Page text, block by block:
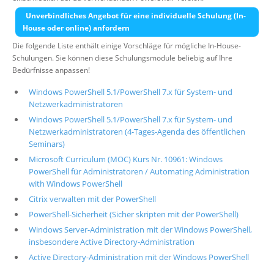
Unverbindliches Angebot für eine individuelle Schulung (In-
House oder online) anfordern
Die folgende Liste enthält einige Vorschläge für mögliche In-House-
Schulungen. Sie können diese Schulungsmodule beliebig auf Ihre
Bedürfnisse anpassen!
Windows PowerShell 5.1/PowerShell 7.x für System- und
Netzwerkadministratoren
Windows PowerShell 5.1/PowerShell 7.x für System- und
Netzwerkadministratoren (4-Tages-Agenda des öffentlichen
Seminars)
Microsoft Curriculum (MOC) Kurs Nr. 10961: Windows
PowerShell für Administratoren / Automating Administration
with Windows PowerShell
Citrix verwalten mit der PowerShell
PowerShell-Sicherheit (Sicher skripten mit der PowerShell)
Windows Server-Administration mit der Windows PowerShell,
insbesondere Active Directory-Administration
Active Directory-Administration mit der Windows PowerShell